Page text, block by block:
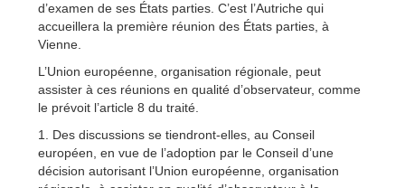
d’examen de ses États parties. C’est l’Autriche qui
accueillera la première réunion des États parties, à
Vienne.
L’Union européenne, organisation régionale, peut
assister à ces réunions en qualité d’observateur, comme
le prévoit l’article 8 du traité.
1. Des discussions se tiendront-elles, au Conseil
européen, en vue de l’adoption par le Conseil d’une
décision autorisant l’Union européenne, organisation